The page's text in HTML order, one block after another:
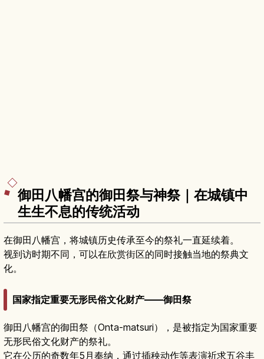
御田八幡宫的御田祭与神祭｜在城镇中
生生不息的传统活动
在御田八幡宫，将城镇历史传承至今的祭礼一直延续着。
视到访时期不同，可以在欣赏街区的同时接触当地的祭典文
化。
国家指定重要无形民俗文化财产——御田祭
御田八幡宫的御田祭（Onta-matsuri），是被指定为国家重要
无形民俗文化财产的祭礼。
它在公历的奇数年5月奉纳，通过插秧动作等表演祈求五谷丰